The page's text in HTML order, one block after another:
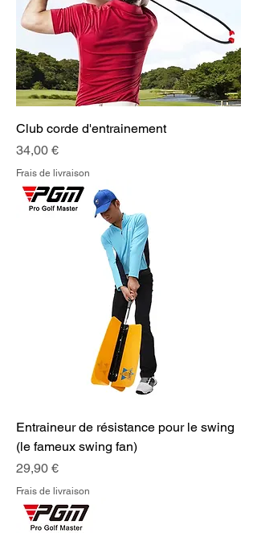
Club corde d'entrainement
Prix
34,00 €
Frais de livraison
Entraineur de résistance pour le swing
(le fameux swing fan)
Prix
29,90 €
Frais de livraison